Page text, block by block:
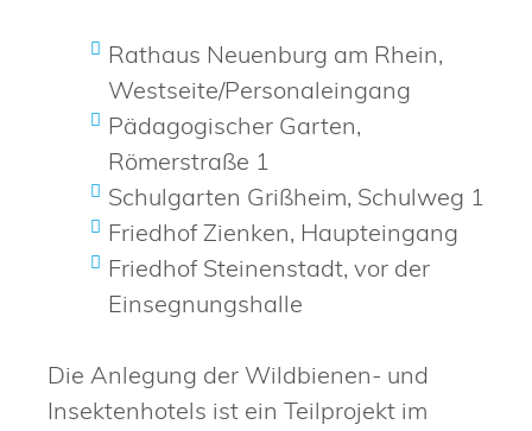
Rathaus Neuenburg am Rhein,
Westseite/Personaleingang
Pädagogischer Garten,
Römerstraße 1
Schulgarten Grißheim, Schulweg 1
Friedhof Zienken, Haupteingang
Friedhof Steinenstadt, vor der
Einsegnungshalle
Die Anlegung der Wildbienen- und
Insektenhotels ist ein Teilprojekt im